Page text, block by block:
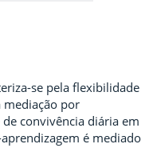
se pela flexibilidade
mediação por
convivência diária em
é mediado